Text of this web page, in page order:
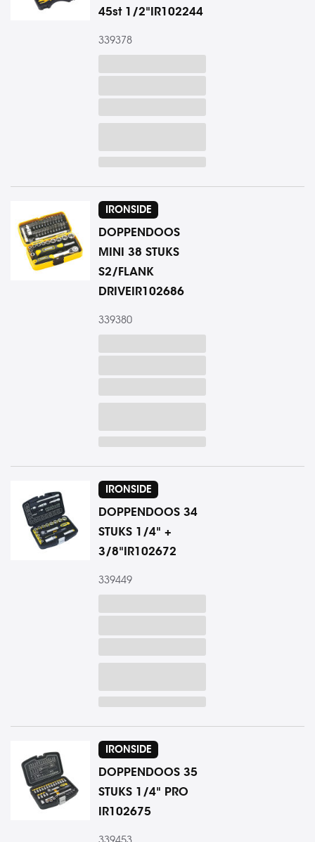
45st 1/2"IR102244
339378
IRONSIDE
DOPPENDOOS
MINI 38 STUKS
S2/FLANK
DRIVEIR102686
339380
IRONSIDE
DOPPENDOOS 34
STUKS 1/4" +
3/8"IR102672
339449
IRONSIDE
DOPPENDOOS 35
STUKS 1/4" PRO
IR102675